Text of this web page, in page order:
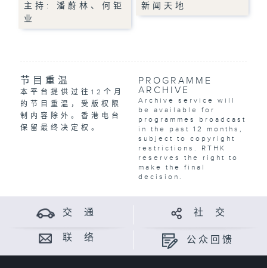
主持: 潘蔚林、何钜
业
新闻天地
节目重温
本平台提供过往12个月
的节目重温，受版权限
制内容除外。香港电台
保留最终决定权。
PROGRAMME
ARCHIVE
Archive service will
be available for
programmes broadcast
in the past 12 months,
subject to copyright
restrictions. RTHK
reserves the right to
make the final
decision.
交 通 社 交
联 络 公众回馈